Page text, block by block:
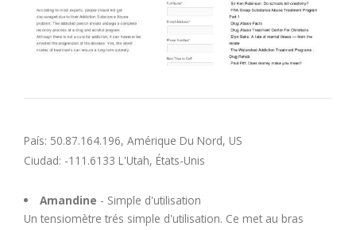
Q
T
U
País: 50.87.164.196, Amérique Du Nord, US
Ciudad: -111.6133 L'Utah, États-Unis
Amandine - Simple d'utilisation
Un tensiomètre trés simple d'utilisation. Ce met au bras